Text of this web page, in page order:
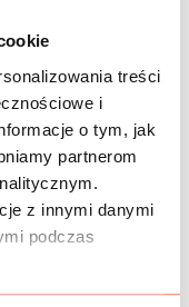
treści
i
o tym, jak
partnerom
z innymi danymi
podczas
, typu przeplotka, z
które
się wystrzępić, co
– niezakończone
przyjemna
Jest mięsista,
nierozciągliwa.
Można użyć na
chanelka niebieska